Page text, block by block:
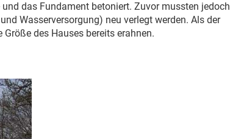
das Fundament betoniert. Zuvor mussten jedoch
Wasserversorgung) neu verlegt werden. Als der
des Hauses bereits erahnen.